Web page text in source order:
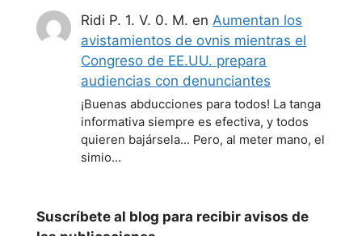
Ridi P. 1. V. 0. M. enAumentan los
avistamientos de ovnis mientras el
Congreso de EE.UU. prepara
audiencias con denunciantes
¡Buenas abducciones para todos! La tanga
informativa siempre es efectiva, y todos
quieren bajársela... Pero, al meter mano, el
simio…
Suscríbete al blog para recibir avisos de